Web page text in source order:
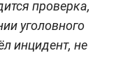
проверка,
уголовного
инцидент, не